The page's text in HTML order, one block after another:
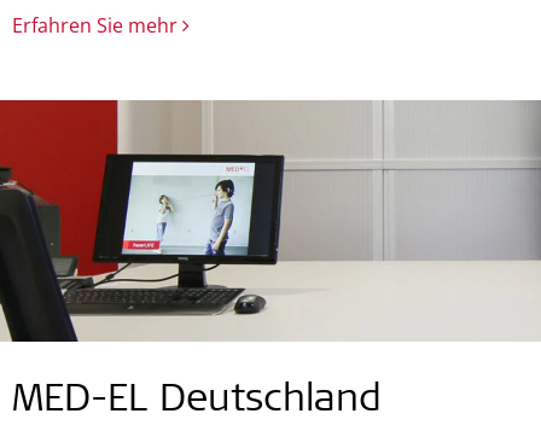
Erfahren Sie mehr
MED-EL Deutschland